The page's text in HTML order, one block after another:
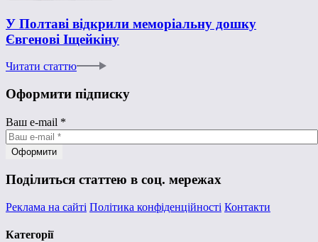
У Полтаві відкрили меморіальну дошку
Євгенові Іщейкіну
Читати статтю
Оформити підписку
Ваш e-mail *
Поділиться статтею в соц. мережах
Реклама на сайті Політика конфіденційності Контакти
Категорії